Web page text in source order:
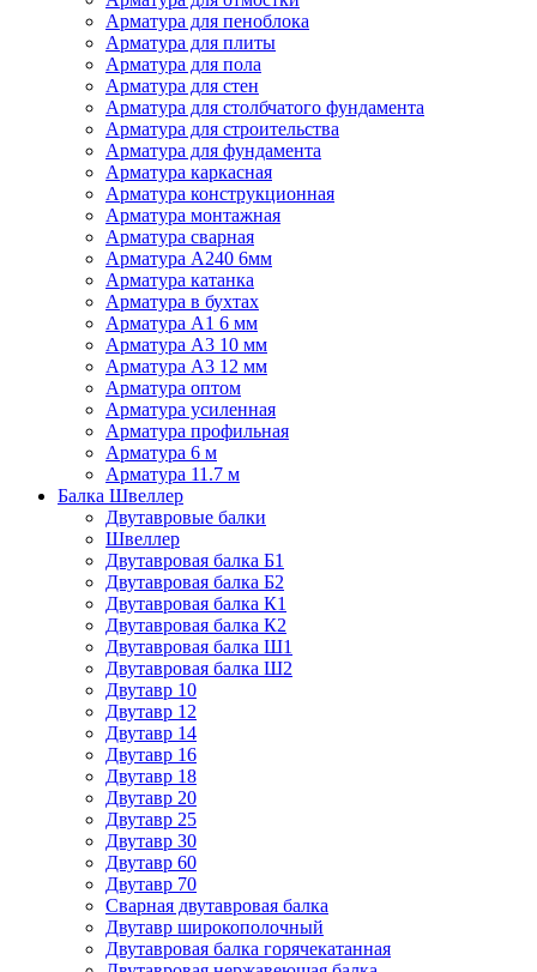
Арматура для пеноблока
Арматура для плиты
Арматура для пола
Арматура для стен
Арматура для столбчатого фундамента
Арматура для строительства
Арматура для фундамента
Арматура каркасная
Арматура конструкционная
Арматура монтажная
Арматура сварная
Арматура А240 6мм
Арматура катанка
Арматура в бухтах
Арматура А1 6 мм
Арматура А3 10 мм
Арматура А3 12 мм
Арматура оптом
Арматура усиленная
Арматура профильная
Арматура 6 м
Арматура 11.7 м
Балка Швеллер
Двутавровые балки
Швеллер
Двутавровая балка Б1
Двутавровая балка Б2
Двутавровая балка К1
Двутавровая балка К2
Двутавровая балка Ш1
Двутавровая балка Ш2
Двутавр 10
Двутавр 12
Двутавр 14
Двутавр 16
Двутавр 18
Двутавр 20
Двутавр 25
Двутавр 30
Двутавр 60
Двутавр 70
Сварная двутавровая балка
Двутавр широкополочный
Двутавровая балка горячекатанная